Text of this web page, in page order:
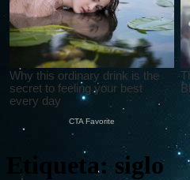
Etiqueta: siglo